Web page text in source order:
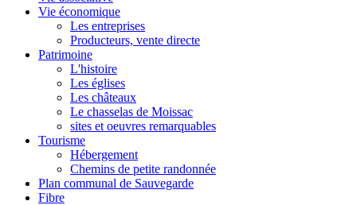
Vie économique
Les entreprises
Producteurs, vente directe
Patrimoine
L'histoire
Les églises
Les châteaux
Le chasselas de Moissac
sites et oeuvres remarquables
Tourisme
Hébergement
Chemins de petite randonnée
Plan communal de Sauvegarde
Fibre